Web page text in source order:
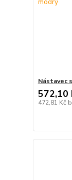
Nástavec
572,10
472,81 Kč